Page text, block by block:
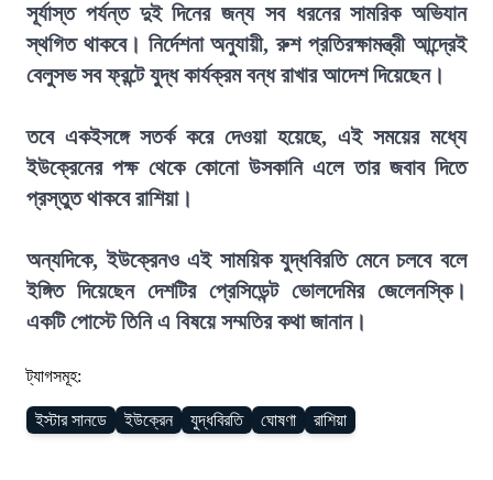
সূর্যাস্ত পর্যন্ত দুই দিনের জন্য সব ধরনের সামরিক অভিযান
স্থগিত থাকবে। নির্দেশনা অনুযায়ী, রুশ প্রতিরক্ষামন্ত্রী আন্দ্রেই
বেলুসভ সব ফ্রন্টে যুদ্ধ কার্যক্রম বন্ধ রাখার আদেশ দিয়েছেন।
তবে একইসঙ্গে সতর্ক করে দেওয়া হয়েছে, এই সময়ের মধ্যে
ইউক্রেনের পক্ষ থেকে কোনো উসকানি এলে তার জবাব দিতে
প্রস্তুত থাকবে রাশিয়া।
অন্যদিকে, ইউক্রেনও এই সাময়িক যুদ্ধবিরতি মেনে চলবে বলে
ইঙ্গিত দিয়েছেন দেশটির প্রেসিডেন্ট ভোলদেমির জেলেনস্কি।
একটি পোস্টে তিনি এ বিষয়ে সম্মতির কথা জানান।
ট্যাগসমূহ:
ইস্টার সানডে ইউক্রেন যুদ্ধবিরতি ঘোষণা রাশিয়া